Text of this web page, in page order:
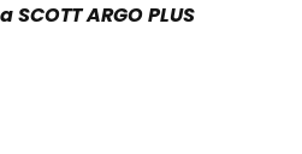
ARGO PLUS